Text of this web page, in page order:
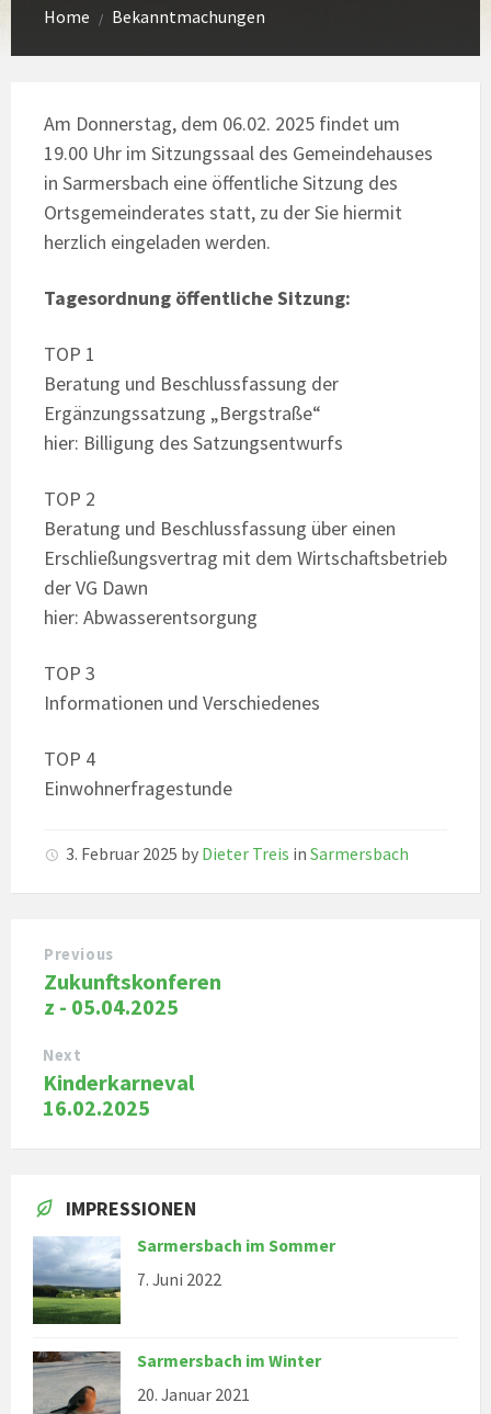
Home / Bekanntmachungen
Am Donnerstag, dem 06.02. 2025 findet um
19.00 Uhr im Sitzungssaal des Gemeindehauses
in Sarmersbach eine öffentliche Sitzung des
Ortsgemeinderates statt, zu der Sie hiermit
herzlich eingeladen werden.
Tagesordnung öffentliche Sitzung:
TOP 1
Beratung und Beschlussfassung der
Ergänzungssatzung „Bergstraße“
hier: Billigung des Satzungsentwurfs
TOP 2
Beratung und Beschlussfassung über einen
Erschließungsvertrag mit dem Wirtschaftsbetrieb
der VG Dawn
hier: Abwasserentsorgung
TOP 3
Informationen und Verschiedenes
TOP 4
Einwohnerfragestunde
3. Februar 2025 by Dieter Treis in Sarmersbach
Previous
Zukunftskonferen
z - 05.04.2025
Next
Kinderkarneval
16.02.2025
IMPRESSIONEN
Sarmersbach im Sommer
7. Juni 2022
Sarmersbach im Winter
20. Januar 2021